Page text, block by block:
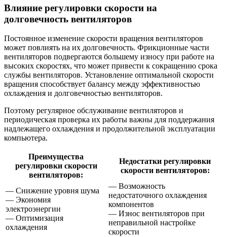
Влияние регулировки скорости на
долговечность вентиляторов
Постоянное изменение скорости вращения вентиляторов
может повлиять на их долговечность. Фрикционные части
вентиляторов подвергаются большему износу при работе на
высоких скоростях, что может привести к сокращению срока
службы вентиляторов. Установление оптимальной скорости
вращения способствует балансу между эффективностью
охлаждения и долговечностью вентиляторов.
Поэтому регулярное обслуживание вентиляторов и
периодическая проверка их работы важны для поддержания
надлежащего охлаждения и продолжительной эксплуатации
компьютера.
Преимущества
регулировки скорости
вентиляторов:
Недостатки регулировки
скорости вентиляторов:
— Снижение уровня шума
— Экономия
электроэнергии
— Оптимизация
охлаждения
— Возможность
недостаточного охлаждения
компонентов
— Износ вентиляторов при
неправильной настройке
скорости